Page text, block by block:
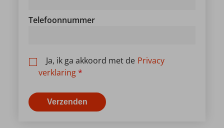
Telefoonnummer
Ja, ik ga akkoord met de Privacy
verklaring *
Verzenden